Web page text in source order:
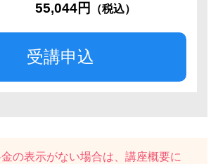
55,044円 （税込）
受講申込
金の表示がない場合は、講座概要に